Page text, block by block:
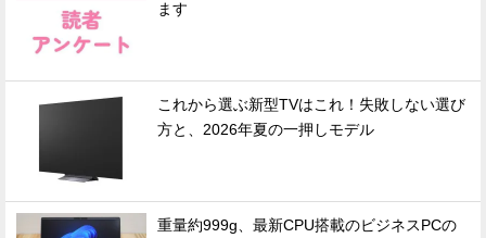
ます
これから選ぶ新型TVはこれ！失敗しない選び
方と、2026年夏の一押しモデル
重量約999g、最新CPU搭載のビジネスPCの